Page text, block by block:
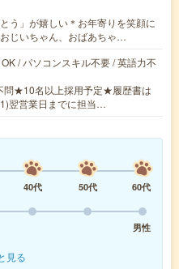
う」が嬉しい＊お年寄りを笑顔に
じいちゃん、おばあちゃ…
/ パソコンスキル不要 / 英語力不
問★10名以上採用予定★履歴書は
翌営業日までに担当…
40代 50代
60代
男性
見る